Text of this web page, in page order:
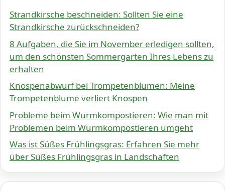
Strandkirsche beschneiden: Sollten Sie eine
Strandkirsche zurückschneiden?
8 Aufgaben, die Sie im November erledigen sollten,
um den schönsten Sommergarten Ihres Lebens zu
erhalten
Knospenabwurf bei Trompetenblumen: Meine
Trompetenblume verliert Knospen
Probleme beim Wurmkompostieren: Wie man mit
Problemen beim Wurmkompostieren umgeht
Was ist Süßes Frühlingsgras: Erfahren Sie mehr
über Süßes Frühlingsgras in Landschaften